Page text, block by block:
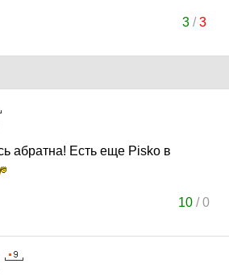
3/3
абратна! Есть еще Pisko в
10 /0